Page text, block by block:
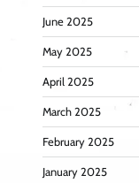
June 2025
May 2025
April 2025
March 2025
February 2025
January 2025